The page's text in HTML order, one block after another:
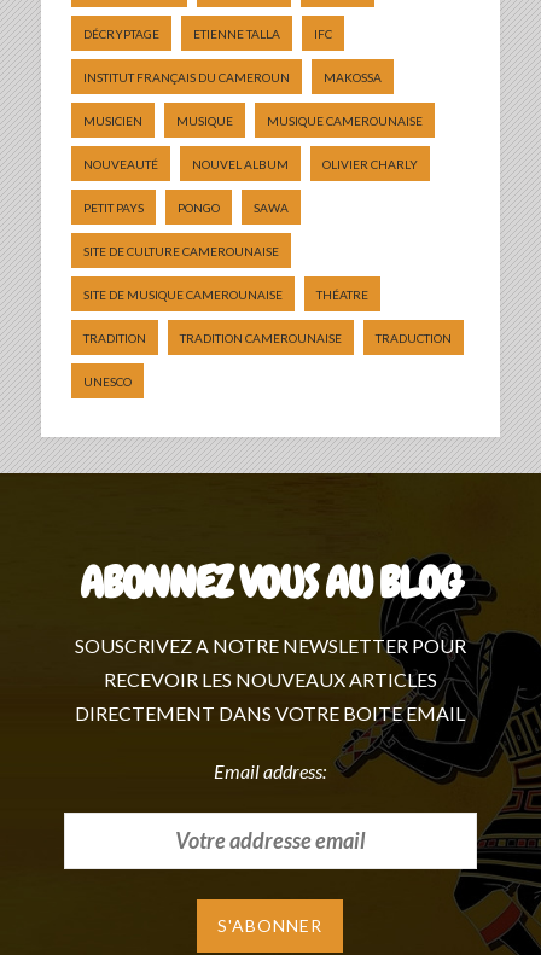
DÉCRYPTAGE ETIENNE TALLA IFC
INSTITUT FRANÇAIS DU CAMEROUN MAKOSSA
MUSICIEN MUSIQUE MUSIQUE CAMEROUNAISE
NOUVEAUTÉ NOUVEL ALBUM OLIVIER CHARLY
PETIT PAYS PONGO SAWA
SITE DE CULTURE CAMEROUNAISE
SITE DE MUSIQUE CAMEROUNAISE THÉATRE
TRADITION TRADITION CAMEROUNAISE TRADUCTION
UNESCO
ABONNEZ VOUS AU BLOG
SOUSCRIVEZ A NOTRE NEWSLETTER POUR
RECEVOIR LES NOUVEAUX ARTICLES
DIRECTEMENT DANS VOTRE BOITE EMAIL
Email address: